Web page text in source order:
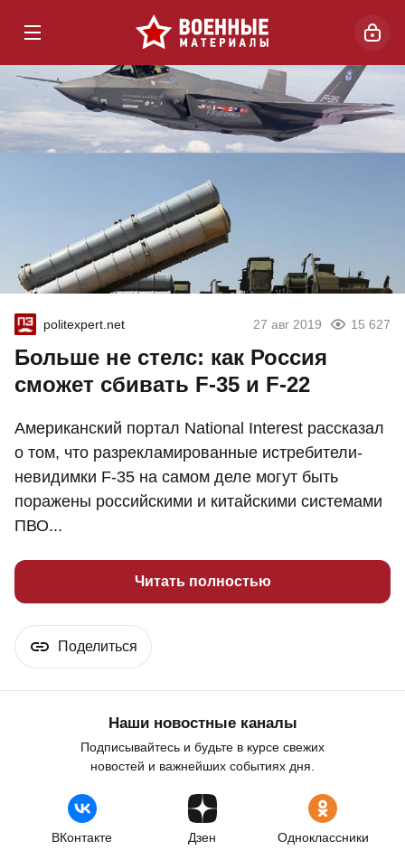
politexpert.net 27 авг 2019 15 627
Больше не стелс: как Россия
сможет сбивать F-35 и F-22
Американский портал National Interest рассказал
о том, что разрекламированные истребители-
невидимки F-35 на самом деле могут быть
поражены российскими и китайскими системами
ПВО...
Читать полностью
Поделиться
Наши новостные каналы
Подписывайтесь и будьте в курсе свежих
новостей и важнейших событиях дня.
ВКонтакте Дзен Одноклассники